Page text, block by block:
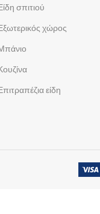
σπιτιού
χώρος
είδη